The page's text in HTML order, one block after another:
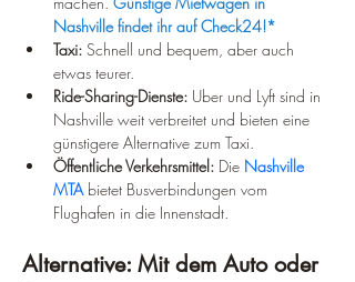
Nashville findet ihr auf Check24!*
Taxi: Schnell und bequem, aber auch
etwas teurer.
Ride-Sharing-Dienste: Uber und Lyft sind in
Nashville weit verbreitet und bieten eine
günstigere Alternative zum Taxi.
Öffentliche Verkehrsmittel: Die Nashville
MTA bietet Busverbindungen vom
Flughafen in die Innenstadt.
Alternative: Mit dem Auto oder